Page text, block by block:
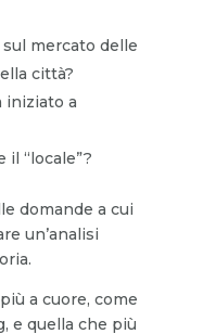
mercato delle
città?
iniziato a
il “locale”?
domande a cui
un’analisi
a cuore, come
e quella che più